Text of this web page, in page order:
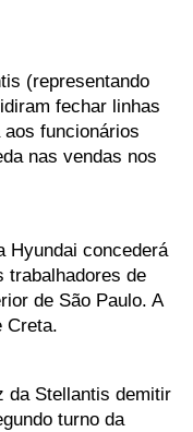
(representando
fechar linhas
funcionários
nas vendas nos
Hyundai concederá
trabalhadores de
de São Paulo. A
Creta.
da Stellantis demitir
turno da